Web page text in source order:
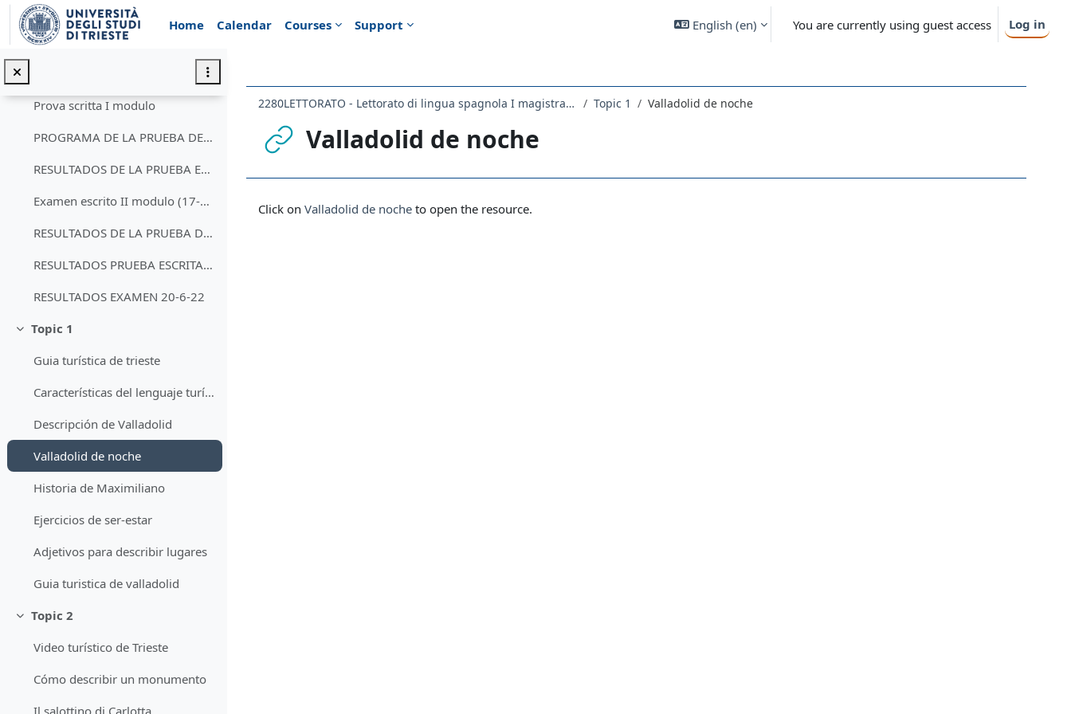
Skip to main content
Home
Calendar Courses Support English ‎(en)‎ You are currently using guest access Log in
Annunci
Prova scritta I modulo
PROGRAMA DE LA PRUEBA DE LECTORADO DE LINGUA SPAGNOLA I MAGISTRALE (2022)
RESULTADOS DE LA PRUEBA ESCRITA DEL 27-1-22
Examen escrito II modulo (17-5-22) hora 14 Aula 8
RESULTADOS DE LA PRUEBA DEL 17-5-22
RESULTADOS PRUEBA ESCRITA (6-6-2022)
RESULTADOS EXAMEN 20-6-22
Collapse
Topic 1
Guia turística de trieste
Características del lenguaje turístico
Descripción de Valladolid
Valladolid de noche
Historia de Maximiliano
Ejercicios de ser-estar
Adjetivos para describir lugares
Guia turistica de valladolid
Collapse
Topic 2
Video turístico de Trieste
Cómo describir un monumento
2280LETTORATO - Lettorato di lingua spagnola I magistrale 2021 Topic 1 Valladolid de noche
Valladolid de noche
Click on Valladolid de noche to open the resource.